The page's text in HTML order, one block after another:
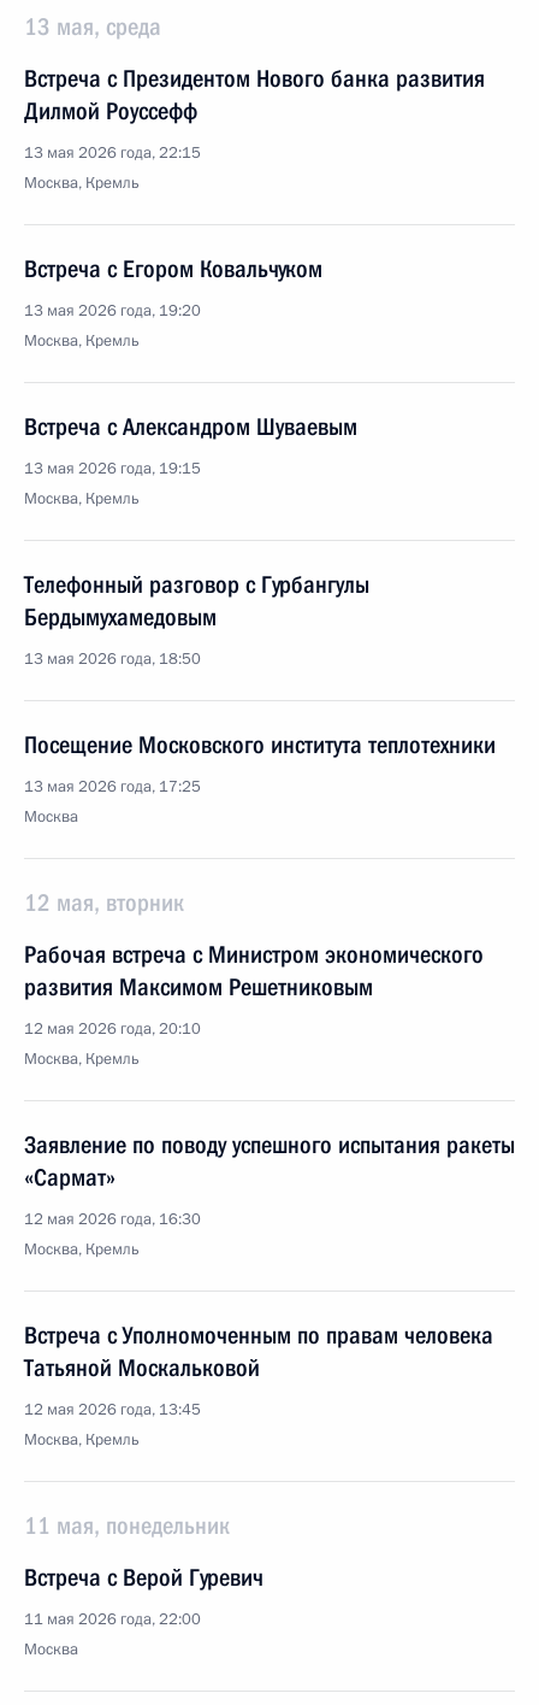
13 мая, среда
Встреча с Президентом Нового банка развития
Дилмой Роуссефф
13 мая 2026 года, 22:15
Москва, Кремль
Встреча с Егором Ковальчуком
13 мая 2026 года, 19:20
Москва, Кремль
Встреча с Александром Шуваевым
13 мая 2026 года, 19:15
Москва, Кремль
Телефонный разговор с Гурбангулы
Бердымухамедовым
13 мая 2026 года, 18:50
Посещение Московского института теплотехники
13 мая 2026 года, 17:25
Москва
12 мая, вторник
Рабочая встреча с Министром экономического
развития Максимом Решетниковым
12 мая 2026 года, 20:10
Москва, Кремль
Заявление по поводу успешного испытания ракеты
«Сармат»
12 мая 2026 года, 16:30
Москва, Кремль
Встреча с Уполномоченным по правам человека
Татьяной Москальковой
12 мая 2026 года, 13:45
Москва, Кремль
11 мая, понедельник
Встреча с Верой Гуревич
11 мая 2026 года, 22:00
Москва